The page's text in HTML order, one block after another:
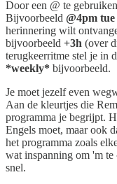
Door een @ te
Bijvoorbeeld @4pm tue
herinnering wilt
bijvoorbeeld +3h (over
terugkeerritme stel je in
*weekly* bijvoorbeeld.
Je moet jezelf even
Aan de kleurtjes die
programma je begrijpt.
Engels moet, maar ook
het programma zoals
wat inspanning om 'm
snel.